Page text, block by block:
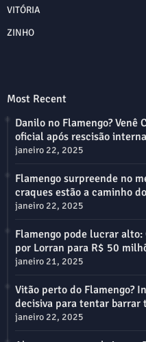
VITÓRIA
ZINHO
Most Recent
Danilo no Flamengo? Venê
oficial após rescisão
janeiro 22, 2025
Flamengo surpreende no
craques estão a caminho
janeiro 22, 2025
Flamengo pode lucrar
por Lorran para R$ 50
janeiro 21, 2025
Vitão perto do Flamengo?
decisiva para tentar
janeiro 22, 2025